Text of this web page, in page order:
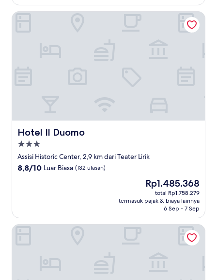
ulasan)
Hotel Il Duomo
Hotel Il Duomo
Properti
bintang
3.0
Assisi Historic Center, 2,9 km dari Teater Lirik
8.8
ulasan)
8,8/10 Luar Biasa (132 ulasan)
Harga
sekarang
Rp1.485.368
Rp1.485.368
total Rp1.758.279
termasuk pajak & biaya lainnya
6 Sep - 7 Sep
Hotel Il Duomo
Cittadella Ospitalità